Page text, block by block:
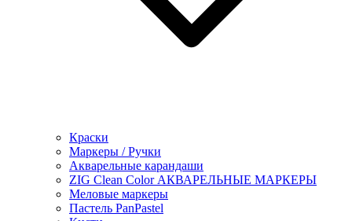
Краски
Маркеры / Ручки
Акварельные карандаши
ZIG Clean Color АКВАРЕЛЬНЫЕ МАРКЕРЫ
Меловые маркеры
Пастель PanPastel